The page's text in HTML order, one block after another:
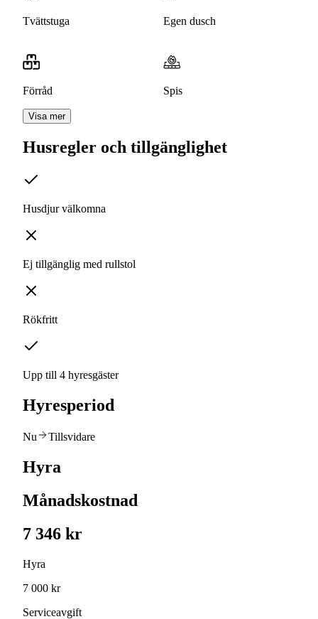
Tvättstuga Egen dusch
Förråd Spis
Visa mer
Husregler och tillgänglighet
Husdjur välkomna
Ej tillgänglig med rullstol
Rökfritt
Upp till 4 hyresgäster
Hyresperiod
Nu Tillsvidare
Hyra
Månadskostnad
7 346 kr
Hyra
7 000 kr
Serviceavgift